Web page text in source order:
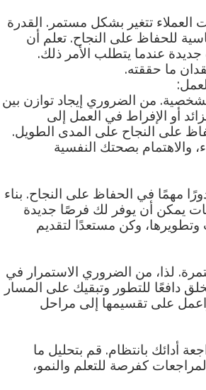
العملاء تتغير بشكل مستمر. القدرة
للحفاظ على النجاح. تعلم أن
جديدة عندما يتطلب الأمر ذلك.
ما حققته.
من الضروري إيجاد توازن بين
أو الإفراط في العمل إلى
على النجاح على المدى الطويل.
بصحتك النفسية
مهمًا في الحفاظ على النجاح. بناء
يمكن أن يوفر لك فرصًا جديدة
وتطويرها، وكن مستعدًا لتقديم
لذا، من الضروري الاستمرار في
دافعًا للتطور وتبقيك على المسار
على تقسيمها إلى مراحل
أدائك بانتظام. قم بتحليل ما
كفرصة للتعلم والنمو،